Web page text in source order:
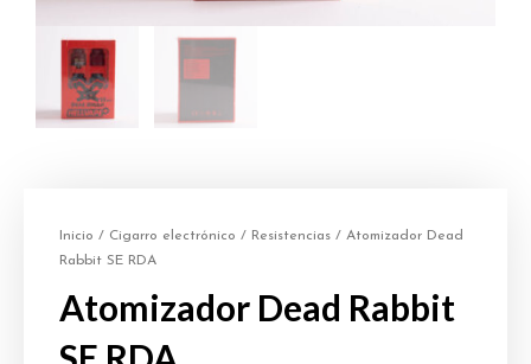
Inicio / Cigarro electrónico / Resistencias / Atomizador Dead
Rabbit SE RDA
Atomizador Dead Rabbit